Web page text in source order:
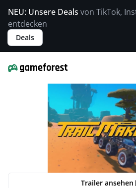
NEU: Unsere Deals von TikTok,
entdecken
Deals
Trailer ansehen